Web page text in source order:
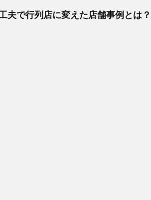
夫で行列店に変えた店舗事例とは？